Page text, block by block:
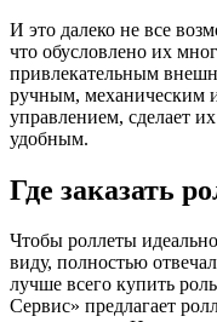
И это далеко не все
что обусловлено их
привлекательным
ручным, механическим
управлением, сделает
удобным.
Где заказать
Чтобы роллеты
виду, полностью
лучше всего купить
Сервис» предлагает